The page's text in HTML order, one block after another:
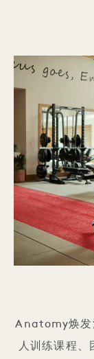
Anatomy焕发
人训练课程、